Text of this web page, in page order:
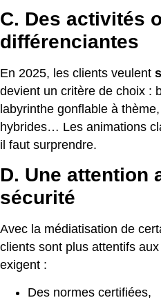
C. Des activités
différenciantes
En 2025, les clients veulent
devient un critère de choix :
labyrinthe gonflable à
hybrides… Les animations
il faut surprendre.
D. Une attention
sécurité
Avec la médiatisation de
clients sont plus attentifs aux
exigent :
Des normes certifiées,